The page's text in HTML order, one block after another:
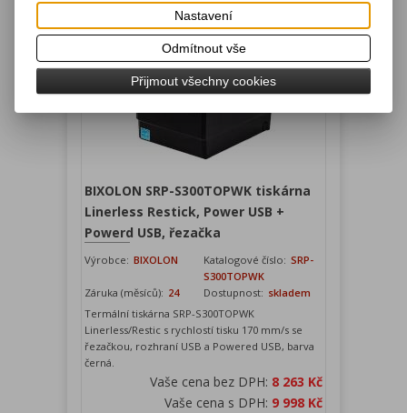
BIXOLON SRP-S300TOPWK tiskárna
Linerless Restick, Power USB +
Powerd USB, řezačka
Výrobce: BIXOLON Katalogové číslo: SRP-
S300TOPWK
Záruka (měsíců): 24 Dostupnost: skladem
Termální tiskárna SRP-S300TOPWK
Linerless/Restic s rychlostí tisku 170 mm/s se
řezačkou, rozhraní USB a Powered USB, barva
černá.
Vaše cena bez DPH: 8 263 Kč
Vaše cena s DPH: 9 998 Kč
Nastavení
Odmítnout vše
Přijmout všechny cookies